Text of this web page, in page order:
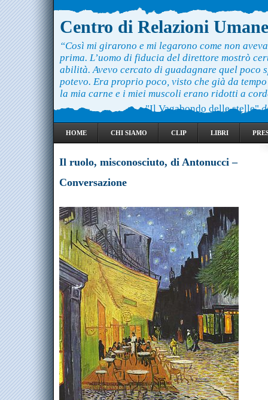
Centro di Relazioni Umane
“Così mi girarono e mi legarono come non
prima. L’uomo di fiducia del direttore mostrò
abilità. Avevo cercato di guadagnare quel poco
potevo. Era proprio poco, visto che già da
la mia carne e i miei muscoli erano ridotti a
"Il Vagabondo delle stelle"
HOME CHI SIAMO CLIP LIBRI
Il ruolo, misconosciuto, di Antonucci –
Conversazione